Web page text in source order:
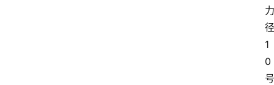
力
径
1
0
号